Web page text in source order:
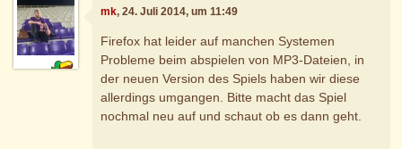
mk, 24. Juli 2014, um 11:49
Firefox hat leider auf manchen Systemen
Probleme beim abspielen von MP3-Dateien, in
der neuen Version des Spiels haben wir diese
allerdings umgangen. Bitte macht das Spiel
nochmal neu auf und schaut ob es dann geht.